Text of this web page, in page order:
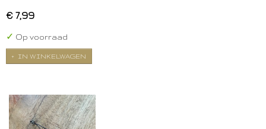
€ 7,99
✓ Op voorraad
IN WINKELWAGEN